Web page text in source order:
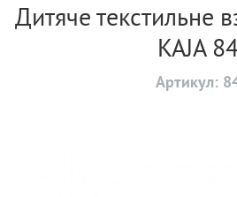
Дитяче текстильне
KAJA
Артикул: